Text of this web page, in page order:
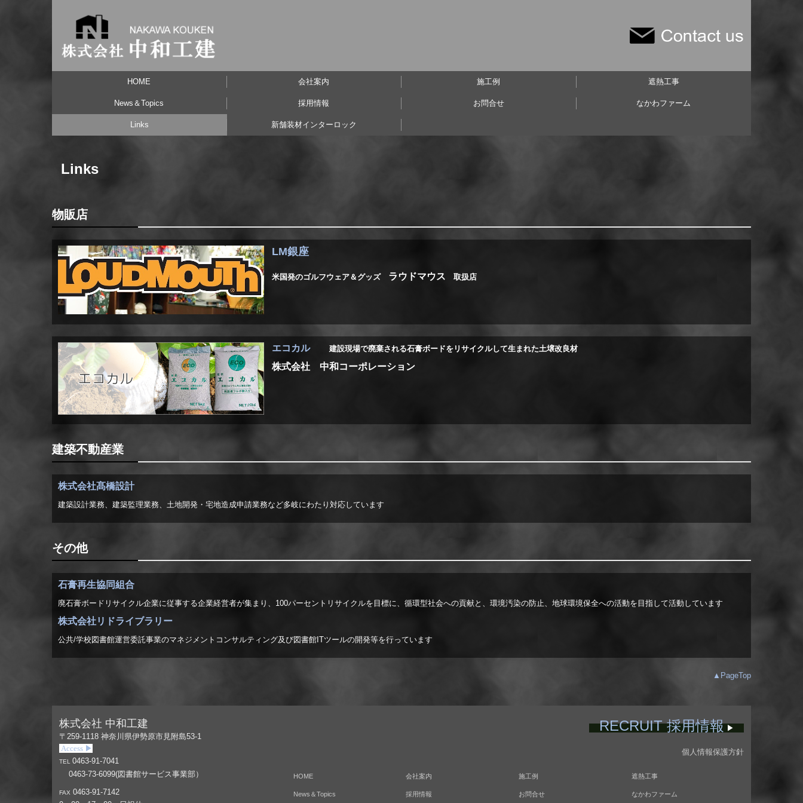
HOME 会社案内
Access
施工例
新築
リノベーション
店舗
事務所・倉庫・牧場・工場
公共・医療施設
& more
遮熱工事
施工例
News＆Topics
建築のセカンドオピニオン
中和工建通信２
中和工建通信１
採用情報 お問合せ なかわファーム
Links 新舗装材インターロック
Links
物販店
LM銀座
米国発のゴルフウェア＆グッズ ラウドマウス 取扱店
エコカル 建設現場で廃棄される石膏ボードをリサイクルして生まれた土壌改良材
株式会社 中和コーポレーション
建築不動産業
株式会社髙橋設計
建築設計業務、建築監理業務、土地開発・宅地造成申請業務など多岐にわたり対応しています
その他
石膏再生協同組合
廃石膏ボードリサイクル企業に従事する企業経営者が集まり、100パーセントリサイクルを目標に、循環型社会への貢献と、環境汚染の防止、地球環境保全への活動を目指して活動しています
株式会社リドライブラリー
公共/学校図書館運営委託事業のマネジメントコンサルティング及び図書館ITツールの開発等を行っています
▲PageTop
株式会社 中和工建
〒259-1118 神奈川県伊勢原市見附島53-1
Access ▶
TEL 0463-91-7041
0463-73-6099(図書館サービス事業部）
FAX 0463-91-7142
RECRUIT 採用情報 ▶
個人情報保護方針
HOME 会社案内 施工例 遮熱工事
News＆Topics 採用情報 お問合せ なかわファーム